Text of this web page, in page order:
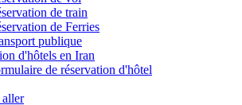
de train
de Ferries
publique
d'hôtels en Iran
de réservation d'hôtel